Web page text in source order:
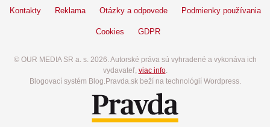
Kontakty Reklama Otázky a odpovede Podmienky používania
Cookies GDPR
© OUR MEDIA SR a. s. 2026. Autorské práva sú vyhradené a vykonáva ich
vydavateľ, viac info.
Blogovací systém Blog.Pravda.sk beží na technológií Wordpress.